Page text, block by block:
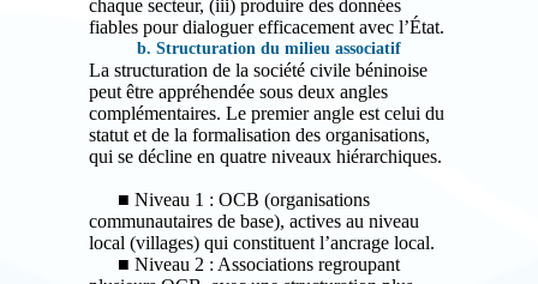
chaque secteur, (iii) produire des données
fiables pour dialoguer efficacement avec l’État.
b. Structuration du milieu associatif
La structuration de la société civile béninoise
peut être appréhendée sous deux angles
complémentaires. Le premier angle est celui du
statut et de la formalisation des organisations,
qui se décline en quatre niveaux hiérarchiques.
■ Niveau 1 : OCB (organisations
communautaires de base), actives au niveau
local (villages) qui constituent l’ancrage local.
■ Niveau 2 : Associations regroupant